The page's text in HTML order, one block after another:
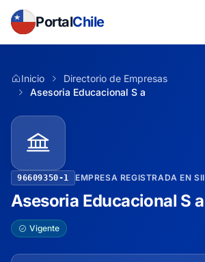
PortalChile
Inicio
Directorio de Empresas
Asesoria Educacional S a
96609350-1 EMPRESA REGISTRADA EN SII
Asesoria Educacional S a
Vigente